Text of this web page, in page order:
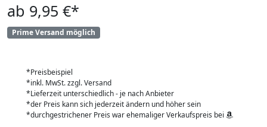
ab 9,95 €*
Prime Versand möglich
*Preisbeispiel
*inkl. MwSt. zzgl. Versand
*Lieferzeit unterschiedlich - je nach Anbieter
*der Preis kann sich jederzeit ändern und höher sein
*durchgestrichener Preis war ehemaliger Verkaufspreis bei